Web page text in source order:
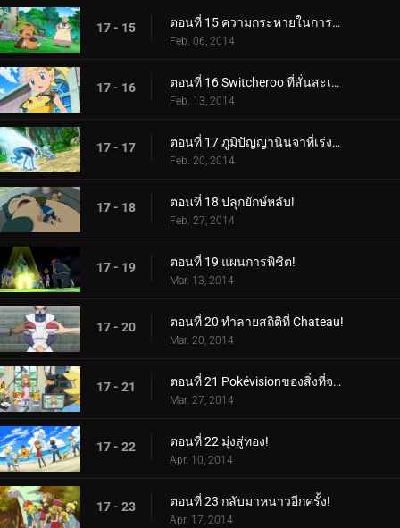
17 - 15 ตอนที่ 15 ความกระหายในการต่อสู้!
Feb. 06, 2014
17 - 16 ตอนที่ 16 Switcheroo ที่สั่นสะเทือน!
Feb. 13, 2014
17 - 17 ตอนที่ 17 ภูมิปัญญานินจาที่เร่งรีบ!
Feb. 20, 2014
17 - 18 ตอนที่ 18 ปลุกยักษ์หลับ!
Feb. 27, 2014
17 - 19 ตอนที่ 19 แผนการพิชิต!
Mar. 13, 2014
17 - 20 ตอนที่ 20 ทำลายสถิติที่ Chateau!
Mar. 20, 2014
17 - 21 ตอนที่ 21 Pokévisionของสิ่งที่จะเกิดขึ้น!
Mar. 27, 2014
17 - 22 ตอนที่ 22 มุ่งสู่ทอง!
Apr. 10, 2014
17 - 23 ตอนที่ 23 กลับมาหนาวอีกครั้ง!
Apr. 17, 2014